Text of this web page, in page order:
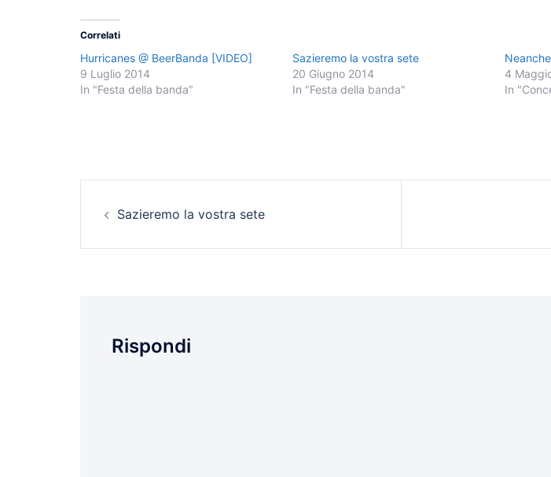
Correlati
Hurricanes @ BeerBanda [VIDEO]
9 Luglio 2014
In "Festa della banda"
Sazieremo la vostra sete
20 Giugno 2014
In "Festa della banda"
4
In
Navigazione
articolo
Sazieremo la vostra sete
Rispondi